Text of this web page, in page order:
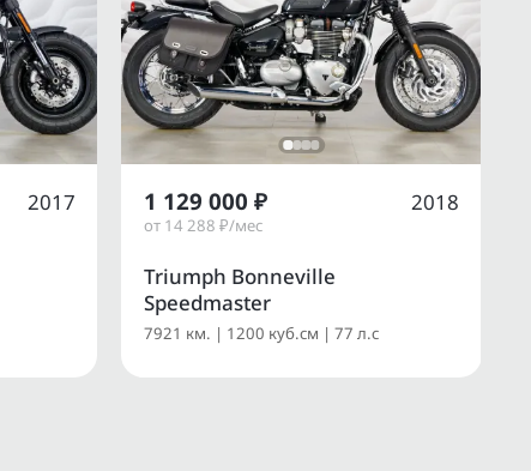
2017
Triumph Bonneville
Speedmaster
7921 км. | 1200 куб.см | 77 л.с
1 129 000 ₽
от 14 288 ₽/мес
2018